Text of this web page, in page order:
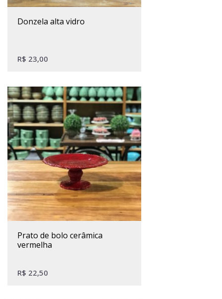
donzela alta vidro
R$ 23,00
prato de bolo cerâmica
vermelha
R$ 22,50